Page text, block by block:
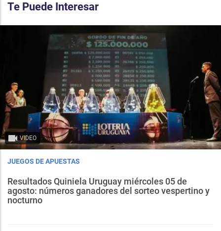
Te Puede Interesar
VIDEO
JUEGOS DE APUESTAS
Resultados Quiniela Uruguay miércoles 05 de
agosto: números ganadores del sorteo vespertino y
nocturno